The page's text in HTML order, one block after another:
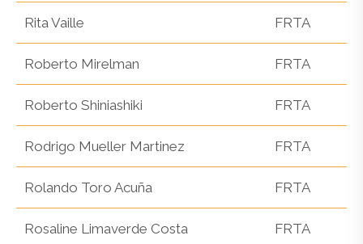
Rita Vaille FRTA
Roberto Mirelman FRTA
Roberto Shiniashiki FRTA
Rodrigo Mueller Martinez FRTA
Rolando Toro Acuña FRTA
Rosaline Limaverde Costa FRTA